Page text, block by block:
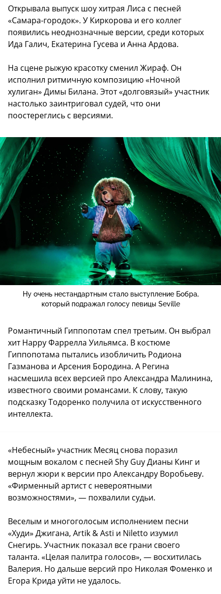
Открывала выпуск шоу хитрая Лиса с песней
«Самара-городок». У Киркорова и его коллег
появились неоднозначные версии, среди которых
Ида Галич, Екатерина Гусева и Анна Ардова.
На сцене рыжую красотку сменил Жираф. Он
исполнил ритмичную композицию «Ночной
хулиган» Димы Билана. Этот «долговязый» участник
настолько заинтриговал судей, что они
поостереглись с версиями.
Ну очень нестандартным стало выступление Бобра,
который подражал голосу певицы Seville
Романтичный Гиппопотам спел третьим. Он выбрал
хит Happy Фаррелла Уильямса. В костюме
Гиппопотама пытались изобличить Родиона
Газманова и Арсения Бородина. А Регина
насмешила всех версией про Александра Малинина,
известного своими романсами. К слову, такую
подсказку Тодоренко получила от искусственного
интеллекта.
«Небесный» участник Месяц снова поразил
мощным вокалом с песней Shy Guy Дианы Кинг и
вернул жюри к версии про Александру Воробьеву.
«Фирменный артист с невероятными
возможностями», — похвалили судьи.
Веселым и многоголосым исполнением песни
«Худи» Джигана, Artik & Asti и Niletto изумил
Снегирь. Участник показал все грани своего
таланта. «Целая палитра голосов», — восхитилась
Валерия. Но дальше версий про Николая Фоменко и
Егора Крида уйти не удалось.